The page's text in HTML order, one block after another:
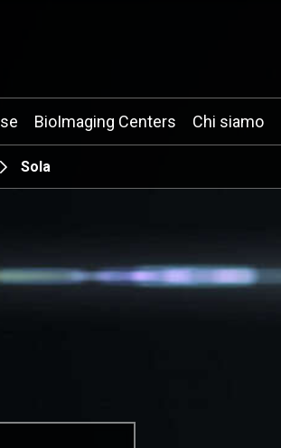
BioImaging Centers Chi siamo
Sola